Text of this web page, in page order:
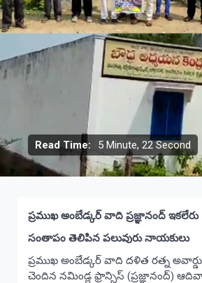
Read Time: 5 Minute, 22 Second
ప్రముఖ అంబేడ్కర్ వాది ప్రజ్ఞానంద్ ఇకలేరు
సంతాపం తెలిపిన పలువురు నాయకులు
ప్రముఖ అంబేడ్కర్ వాది దళిత రత్న అవార్డు
చెందిన నమిండ్ల ఫ్రాన్సిస్ (ప్రజ్ఞానంద్)